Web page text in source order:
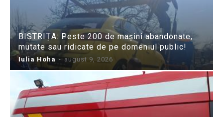
BISTRIȚA: Peste 200 de mașini abandonate,
mutate sau ridicate de pe domeniul public!
Iulia Hoha - august 9, 2026